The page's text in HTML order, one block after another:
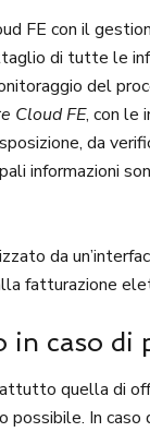
FE con il
di tutte le
del
Cloud FE, con le
da
informazioni
da
fatturazione
in caso di
quella di
In